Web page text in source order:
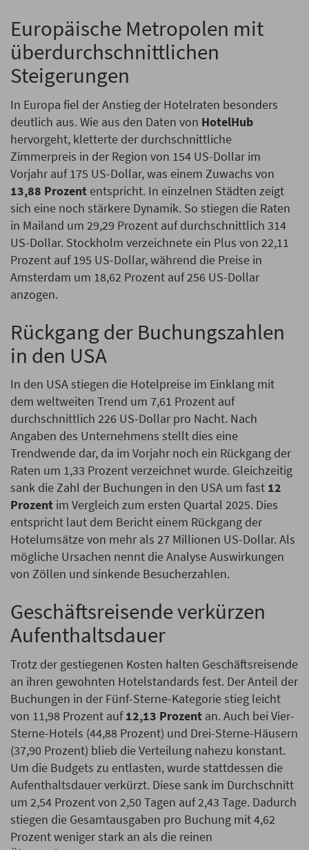
Europäische Metropolen mit
überdurchschnittlichen
Steigerungen
In Europa fiel der Anstieg der Hotelraten besonders
deutlich aus. Wie aus den Daten von HotelHub
hervorgeht, kletterte der durchschnittliche
Zimmerpreis in der Region von 154 US-Dollar im
Vorjahr auf 175 US-Dollar, was einem Zuwachs von
13,88 Prozent entspricht. In einzelnen Städten zeigt
sich eine noch stärkere Dynamik. So stiegen die Raten
in Mailand um 29,29 Prozent auf durchschnittlich 314
US-Dollar. Stockholm verzeichnete ein Plus von 22,11
Prozent auf 195 US-Dollar, während die Preise in
Amsterdam um 18,62 Prozent auf 256 US-Dollar
anzogen.
Rückgang der Buchungszahlen
in den USA
In den USA stiegen die Hotelpreise im Einklang mit
dem weltweiten Trend um 7,61 Prozent auf
durchschnittlich 226 US-Dollar pro Nacht. Nach
Angaben des Unternehmens stellt dies eine
Trendwende dar, da im Vorjahr noch ein Rückgang der
Raten um 1,33 Prozent verzeichnet wurde. Gleichzeitig
sank die Zahl der Buchungen in den USA um fast 12
Prozent im Vergleich zum ersten Quartal 2025. Dies
entspricht laut dem Bericht einem Rückgang der
Hotelumsätze von mehr als 27 Millionen US-Dollar. Als
mögliche Ursachen nennt die Analyse Auswirkungen
von Zöllen und sinkende Besucherzahlen.
Geschäftsreisende verkürzen
Aufenthaltsdauer
Trotz der gestiegenen Kosten halten Geschäftsreisende
an ihren gewohnten Hotelstandards fest. Der Anteil der
Buchungen in der Fünf-Sterne-Kategorie stieg leicht
von 11,98 Prozent auf12,13 Prozent an. Auch bei Vier-
Sterne-Hotels (44,88 Prozent) und Drei-Sterne-Häusern
(37,90 Prozent) blieb die Verteilung nahezu konstant.
Um die Budgets zu entlasten, wurde stattdessen die
Aufenthaltsdauer verkürzt. Diese sank im Durchschnitt
um 2,54 Prozent von 2,50 Tagen auf 2,43 Tage. Dadurch
stiegen die Gesamtausgaben pro Buchung mit 4,62
Prozent weniger stark an als die reinen